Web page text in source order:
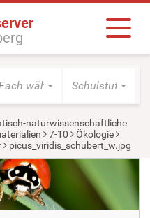
wählen Schulstufe
naturwissenschaftliche
7-10
Ökologie
picus_viridis_schubert_w.jpg